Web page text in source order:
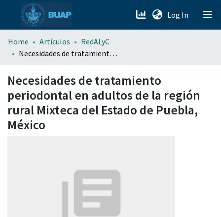
Log In (current)
menu.section.about_menu
Home Artículos
RedALyC
Necesidades de tratamiento periodontal en adultos de la región rural Mixteca del Estado de Puebla, México
Necesidades de tratamiento
periodontal en adultos de la región
rural Mixteca del Estado de Puebla,
México